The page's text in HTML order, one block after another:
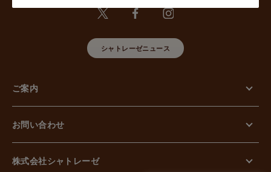
当社は外的環境を把握した上で個人情報の安全管理のため
に以下の措置をしております。
組織体制の整備、個人情報の取扱いに係る規律に従った運
用、個人情報の取扱い状況を確認する手段の整備、漏えい
等事案に対応する体制の整備、取扱い状況の把握及び安全
【人的安全管理措置】
期的な教育等を行っております。また、個人情報の秘密保
【物理的安全管理措置】
止、個人情報の削除及び機器、電子媒体等の廃棄に関し
て、必要な措置を講じています。
シャトレーゼニュース
ご案内
お問い合わせ
株式会社シャトレーゼ